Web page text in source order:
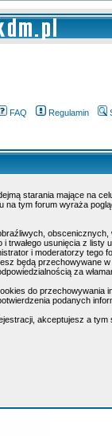
FAQ Regulamin
starania mające na
tym forum wyraża
trwałego usunięcia z listy
i moderatorzy tego
będą przechowywane
za
do przechowywania
podanych
akceptujesz a tym